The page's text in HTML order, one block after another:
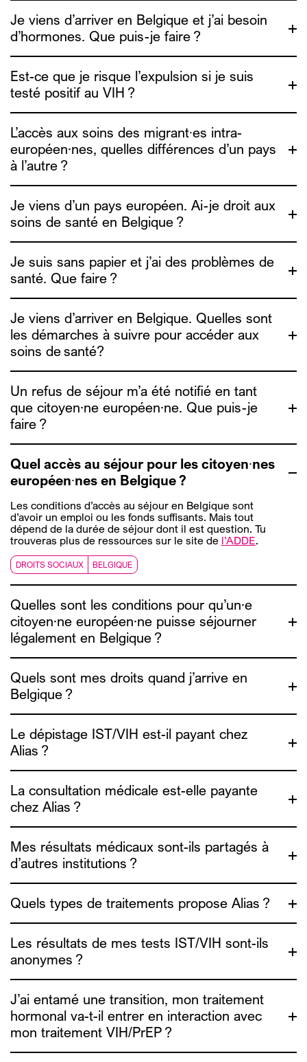
Je viens d’arriver en Belgique et j’ai besoin
d’hormones. Que puis-je faire ?
Genres Pluriels
Est-ce que je risque l’expulsion si je suis
testé positif au VIH ?
L’accès aux soins des migrant∙es intra-
européen·nes, quelles différences d’un pays
à l’autre ?
Medimmigrant
Je viens d’un pays européen. Ai-je droit aux
soins de santé en Belgique ?
Medimmigrant
Je suis sans papier et j’ai des problèmes de
santé. Que faire ?
Medimmigrant
Je viens d’arriver en Belgique. Quelles sont
les démarches à suivre pour accéder aux
soins de santé?
Medimmigrant
Un refus de séjour m’a été notifié en tant
que citoyen·ne européen·ne. Que puis-je
faire ?
ADDE
Quel accès au séjour pour les citoyen∙nes
européen∙nes en Belgique ?
Les conditions d’accès au séjour en Belgique sont
d’avoir un emploi ou les fonds suffisants. Mais tout
dépend de la durée de séjour dont il est question. Tu
trouveras plus de ressources sur le site de l’ADDE.
DROITS SOCIAUX BELGIQUE
Quelles sont les conditions pour qu’un·e
citoyen·ne européen·ne puisse séjourner
légalement en Belgique ?
Quels sont mes droits quand j’arrive en
Belgique ?
l’Association pour le droit des
étrangers (ADDE)
Le dépistage IST/VIH est-il payant chez
Alias ?
La consultation médicale est-elle payante
chez Alias ?
ici
Mes résultats médicaux sont-ils partagés à
d’autres institutions ?
Quels types de traitements propose Alias ?
Les résultats de mes tests IST/VIH sont-ils
anonymes ?
J’ai entamé une transition, mon traitement
hormonal va-t-il entrer en interaction avec
mon traitement VIH/PrEP ?